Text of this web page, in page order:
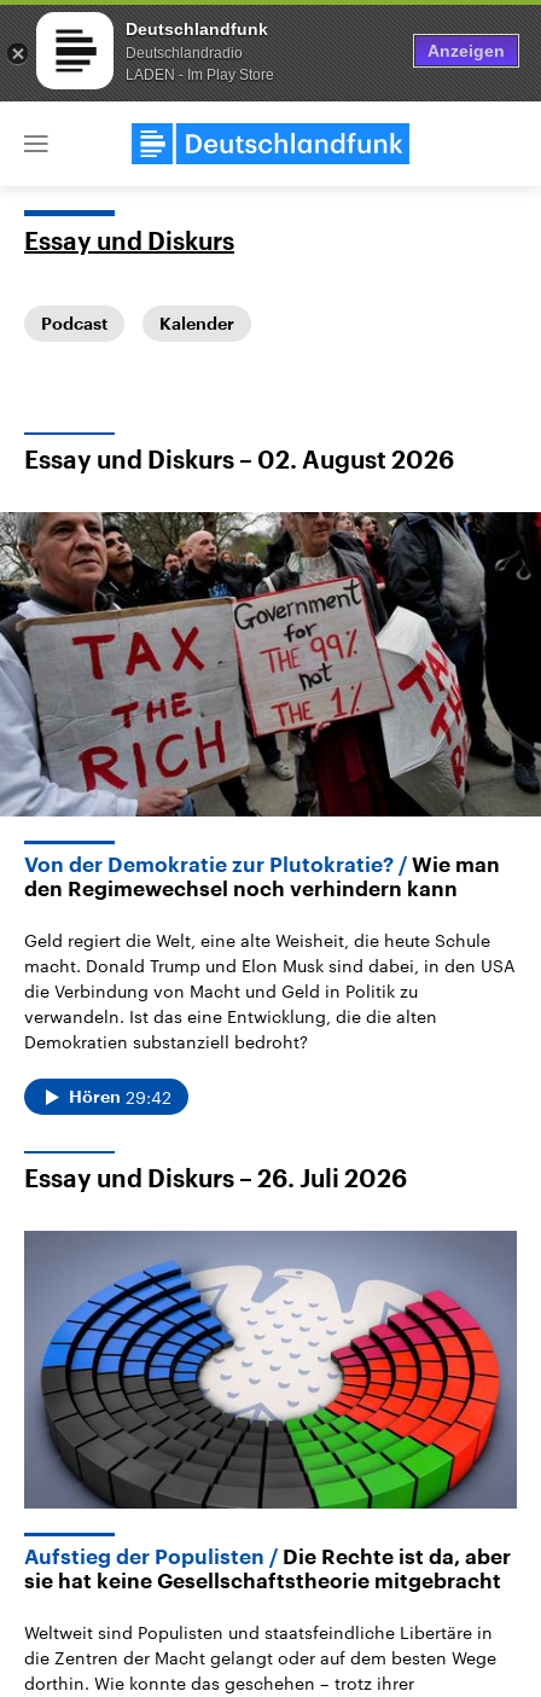
Deutschlandfunk
Deutschlandradio
LADEN - Im Play Store
Anzeigen
Close
USA
Aktuelle Beiträge, Analysen und
Hintergründe
Wirtschaftlich und militärisch
gehören die Vereinigten Staaten zu
den mächtigsten Ländern der Erde,
mit großem Einfluss auf das
aktuelle Weltgeschehen.
Nahostkonflikt
Aktuelle Lage und
Der Überfall der
Terrororganisation Hamas
Oktober 2023 auf Israel
Region wieder die
Israel möchte die Hamas
Diese wird wie die
Libanon vom Iran
Sendungen Programm Podcasts
Audio-Archiv
Essay und Diskurs
Podcast Kalender
Essay und Diskurs – 02. August 2026
Von der Demokratie zur Plutokratie?
Wie man
den Regimewechsel noch verhindern kann
Geld regiert die Welt, eine alte Weisheit, die heute Schule
macht. Donald Trump und Elon Musk sind dabei, in den USA
die Verbindung von Macht und Geld in Politik zu
verwandeln. Ist das eine Entwicklung, die die alten
Demokratien substanziell bedroht?
Hören 29:42
Essay und Diskurs – 26. Juli 2026
Aufstieg der Populisten
Die Rechte ist da, aber
sie hat keine Gesellschaftstheorie mitgebracht
Weltweit sind Populisten und staatsfeindliche Libertäre in
die Zentren der Macht gelangt oder auf dem besten Wege
dorthin. Wie konnte das geschehen – trotz ihrer